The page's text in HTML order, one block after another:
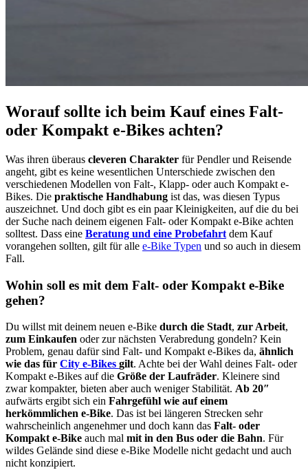
Worauf sollte ich beim Kauf eines Falt-
oder Kompakt e-Bikes achten?
Was ihren überaus cleveren Charakter für Pendler und Reisende
angeht, gibt es keine wesentlichen Unterschiede zwischen den
verschiedenen Modellen von Falt-, Klapp- oder auch Kompakt e-
Bikes. Die praktische Handhabung ist das, was diesen Typus
auszeichnet. Und doch gibt es ein paar Kleinigkeiten, auf die du bei
der Suche nach deinem eigenen Falt- oder Kompakt e-Bike achten
solltest. Dass eine Beratung und eine Probefahrt dem Kauf
vorangehen sollten, gilt für alle e-Bike Typen und so auch in diesem
Fall.
Wohin soll es mit dem Falt- oder Kompakt e-Bike
gehen?
Du willst mit deinem neuen e-Bike durch die Stadt, zur Arbeit,
zum Einkaufen oder zur nächsten Verabredung gondeln? Kein
Problem, genau dafür sind Falt- und Kompakt e-Bikes da, ähnlich
wie das für City e-Bikes gilt. Achte bei der Wahl deines Falt- oder
Kompakt e-Bikes auf die Größe der Laufräder. Kleinere sind
zwar kompakter, bieten aber auch weniger Stabilität. Ab 20″
aufwärts ergibt sich ein Fahrgefühl wie auf einem
herkömmlichen e-Bike. Das ist bei längeren Strecken sehr
wahrscheinlich angenehmer und doch kann das Falt- oder
Kompakt e-Bike auch mal mit in den Bus oder die Bahn. Für
wildes Gelände sind diese e-Bike Modelle nicht gedacht und auch
nicht konzipiert.